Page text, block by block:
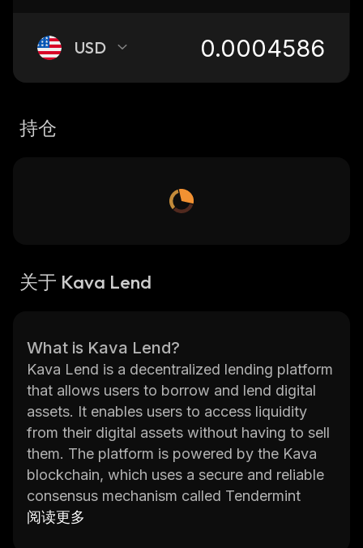
USD
持仓
关于 Kava Lend
What is Kava Lend?
Kava Lend is a decentralized lending platform
that allows users to borrow and lend digital
assets. It enables users to access liquidity
from their digital assets without having to sell
them. The platform is powered by the Kava
blockchain, which uses a secure and reliable
consensus mechanism called Tendermint
Core. With Kava Lend, users can easily
阅读更多